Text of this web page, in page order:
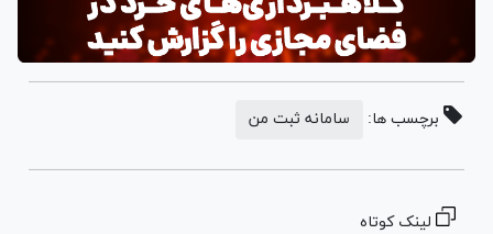
برچسب ها: سامانه ثبت من
لینک کوتاه